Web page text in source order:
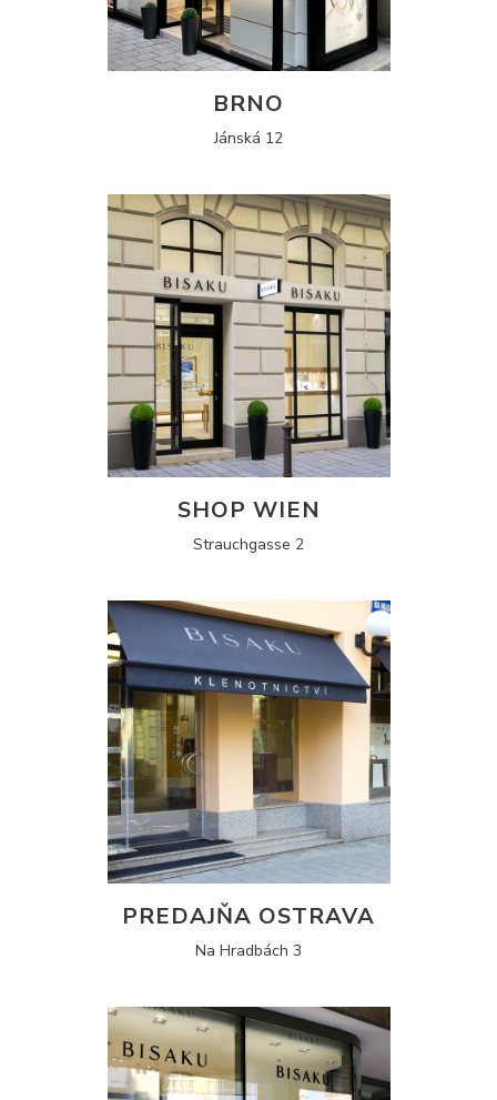
BRNO
Jánská 12
SHOP WIEN
Strauchgasse 2
PREDAJŇA OSTRAVA
Na Hradbách 3